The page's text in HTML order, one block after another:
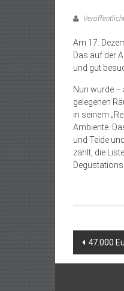
Am 17.
Das auf der
und gut
Nun wurde –
gelegenen
in seinem
Ambiente.
und Teide
zählt, die
47.000